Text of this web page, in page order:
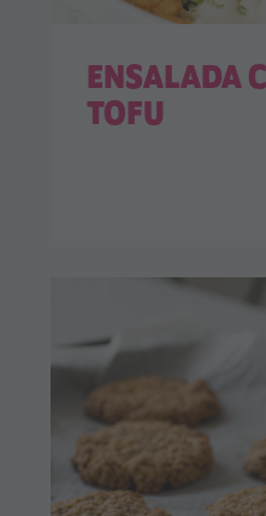
ENSALADA
TOFU